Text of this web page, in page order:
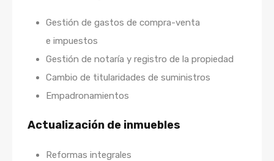
Gestión de gastos de compra-venta
e impuestos
Gestión de notaría y registro de la propiedad
Cambio de titularidades de suministros
Empadronamientos
Actualización de inmuebles
Reformas integrales